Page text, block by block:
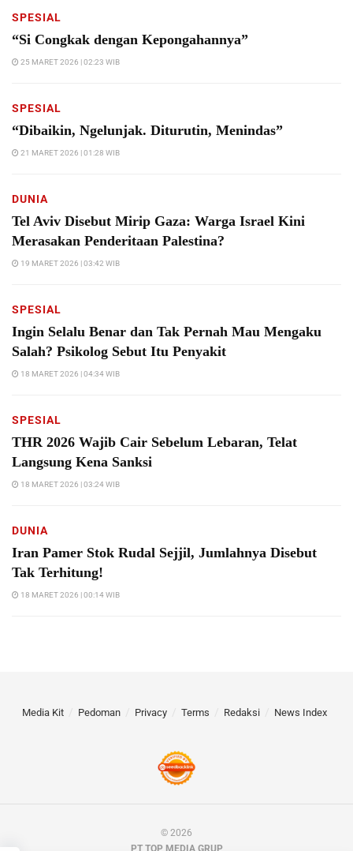
SPESIAL
“Si Congkak dengan Kepongahannya”
25 MARET 2026 | 02:23 WIB
SPESIAL
“Dibaikin, Ngelunjak. Diturutin, Menindas”
21 MARET 2026 | 01:28 WIB
DUNIA
Tel Aviv Disebut Mirip Gaza: Warga Israel Kini
Merasakan Penderitaan Palestina?
19 MARET 2026 | 03:42 WIB
SPESIAL
Ingin Selalu Benar dan Tak Pernah Mau Mengaku
Salah? Psikolog Sebut Itu Penyakit
18 MARET 2026 | 04:34 WIB
SPESIAL
THR 2026 Wajib Cair Sebelum Lebaran, Telat
Langsung Kena Sanksi
18 MARET 2026 | 03:24 WIB
DUNIA
Iran Pamer Stok Rudal Sejjil, Jumlahnya Disebut
Tak Terhitung!
18 MARET 2026 | 00:14 WIB
Media Kit Pedoman Privacy Terms Redaksi News Index
© 2026
PT TOP MEDIA GRUP